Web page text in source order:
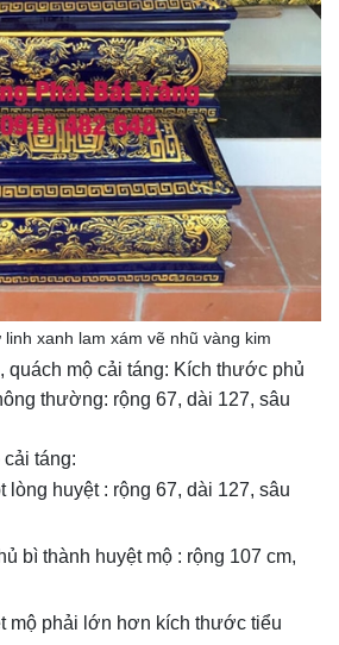
xanh lam xám vẽ nhũ vàng kim
quách mộ cải táng: Kích thước phủ
thường: rộng 67, dài 127, sâu
táng:
lòng huyệt : rộng 67, dài 127, sâu
bì thành huyệt mộ : rộng 107 cm,
mộ phải lớn hơn kích thước tiểu